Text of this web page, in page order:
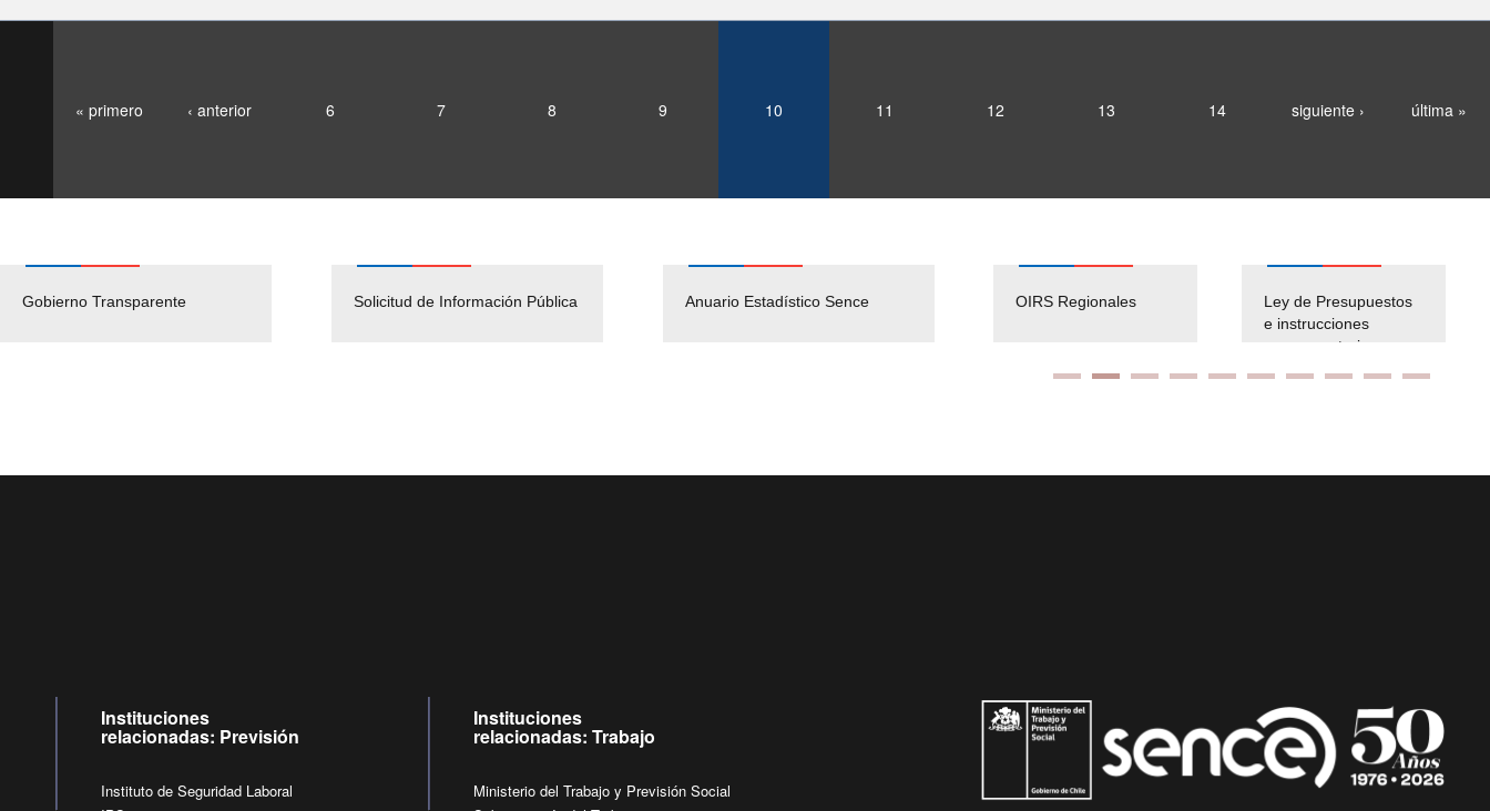
« primero ‹ anterior 6 7 8 9 10 11 12 13 14 siguiente › última »
Gobierno Transparente Solicitud de Información Pública Anuario Estadístico Sence
Pago Proveedores
Empleos Públicos
Solicitud Audiencias y
OIRS Regionales
Ley de Presupuestos
e instrucciones
presuspuetarias
Instituciones
relacionadas: Previsión
Instituto de Seguridad Laboral
Instituciones
relacionadas: Trabajo
Ministerio del Trabajo y Previsión Social